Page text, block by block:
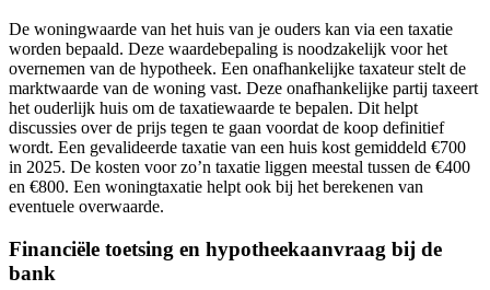
De woningwaarde van het huis van je ouders kan via een taxatie
worden bepaald. Deze waardebepaling is noodzakelijk voor het
overnemen van de hypotheek. Een onafhankelijke taxateur stelt de
marktwaarde van de woning vast. Deze onafhankelijke partij taxeert
het ouderlijk huis om de taxatiewaarde te bepalen. Dit helpt
discussies over de prijs tegen te gaan voordat de koop definitief
wordt. Een gevalideerde taxatie van een huis kost gemiddeld €700
in 2025. De kosten voor zo’n taxatie liggen meestal tussen de €400
en €800. Een woningtaxatie helpt ook bij het berekenen van
eventuele overwaarde.
Financiële toetsing en hypotheekaanvraag bij de
bank